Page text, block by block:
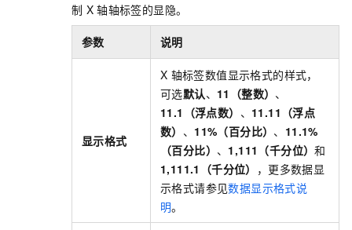
制 X 轴轴标签的显隐。
参数 说明
显示格式
X 轴标签数值显示格式的样式，
可选默认、 11（整数） 、
11.1（浮点数） 、 11.11（浮点
数） 、 11%（百分比） 、 11.1%
（百分比） 、 1,111（千分位）和
1,111.1（千分位） ，更多数据显
示格式请参见数据显示格式说
明。